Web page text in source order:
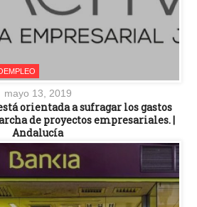
mayo 13, 2019
orientada a sufragar los gastos
de proyectos empresariales. |
Andalucía